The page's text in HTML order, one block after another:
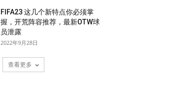
FIFA23 这几个新特点你必须掌
握，开荒阵容推荐，最新OTW球
员泄露
2022年9月28日
查看更多